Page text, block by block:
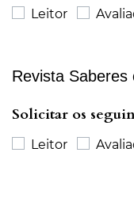
Leitor
Revista Saberes
Solicitar os
Leitor